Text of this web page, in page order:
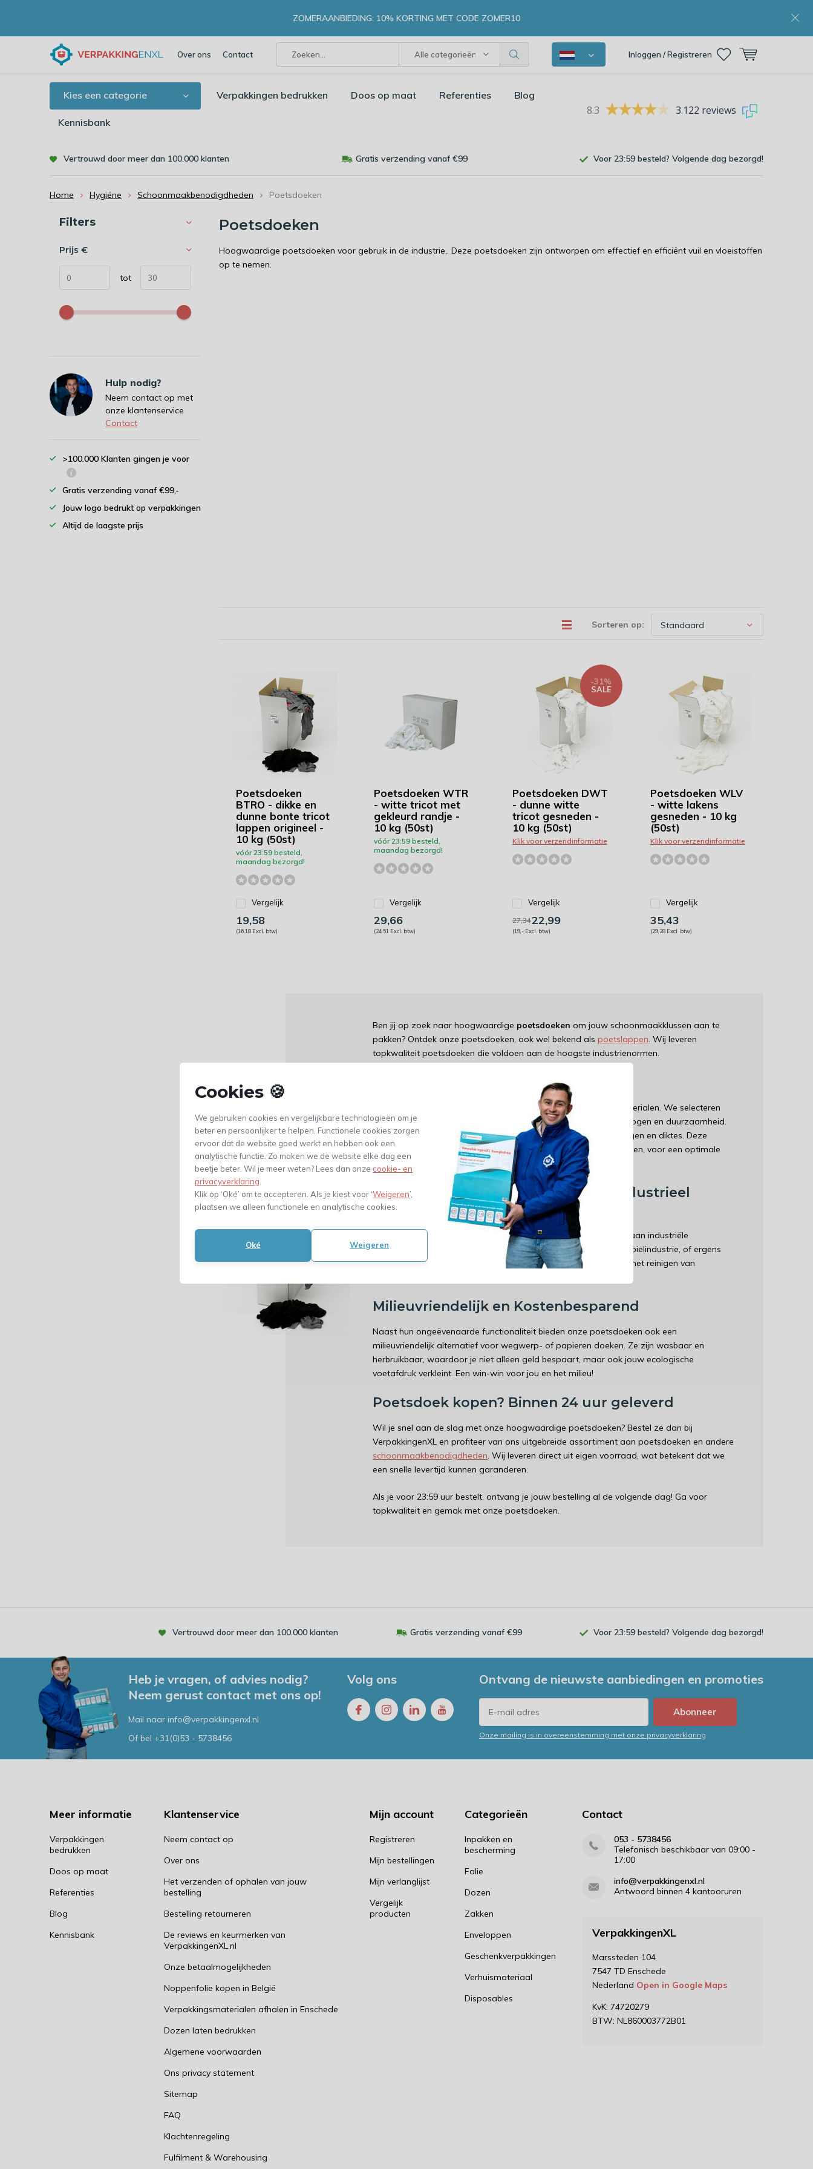
Cookies 🍪
We gebruiken cookies en vergelijkbare technologieën om je
beter en persoonlijker te helpen. Functionele cookies zorgen
ervoor dat de website goed werkt en hebben ook een
analytische functie. Zo maken we de website elke dag een
beetje beter. Wil je meer weten? Lees dan onze cookie- en
privacyverklaring
Klik op ‘Oké’ om te accepteren. Als je kiest voor ‘Weigeren’,
plaatsen we alleen functionele en analytische cookies.
Oké Weigeren
Over ons Contact Alle categorieën Inloggen / Registreren
ZOMERAANBIEDING: 10% KORTING MET CODE ZOMER10
Kies een categorie Verpakkingen bedrukken Doos op maat Referenties Blog
Kennisbank
8.3 3.122 reviews
Vertrouwd door meer dan 100.000 klanten Gratis verzending vanaf €99 Voor 23:59 besteld? Volgende dag bezorgd!
Home Hygiëne Schoonmaakbenodigdheden Poetsdoeken
Poetsdoeken
Hoogwaardige poetsdoeken voor gebruik in de industrie,. Deze poetsdoeken zijn ontworpen om effectief en efficiënt vuil en vloeistoffen
op te nemen.
Sorteren op:
Poetsdoeken
BTRO - dikke en
dunne bonte tricot
lappen origineel -
10 kg (50st)
vóór 23:59 besteld,
maandag bezorgd!
Vergelijk
19,58
(16,18 Excl. btw)
Poetsdoeken WTR
- witte tricot met
gekleurd randje -
10 kg (50st)
vóór 23:59 besteld,
maandag bezorgd!
Vergelijk
29,66
(24,51 Excl. btw)
Poetsdoeken DWT
- dunne witte
tricot gesneden -
10 kg (50st)
-31%
SALE
Klik voor verzendinformatie
Vergelijk
27,3422,99
(19,- Excl. btw)
Poetsdoeken WLV
- witte lakens
gesneden - 10 kg
(50st)
Klik voor verzendinformatie
Vergelijk
35,43
(29,28 Excl. btw)
Ben jij op zoek naar hoogwaardige poetsdoeken om jouw schoonmaakklussen aan te
pakken? Ontdek onze poetsdoeken, ook wel bekend als poetslappen. Wij leveren
topkwaliteit poetsdoeken die voldoen aan de hoogste industrienormen.
Kwaliteit en Duurzaamheid
Onze poetsdoeken worden met zorg gemaakt van de beste materialen. We selecteren
lakens en tricot op basis van hun indrukwekkende absorptievermogen en duurzaamheid.
Vervolgens verwerken we ze tot poetsdoeken in diverse afmetingen en diktes. Deze
doeken vormen de perfecte match met jouw schoonmaakmiddelen, voor een optimale
reinigingservaring.
Poetsdoeken Auto En Voor Ander Industrieel
Gebruik
Onze poetsdoeken zijn uitermate geschikt voor een breed scala aan industriële
toepassingen. Of je nu actief bent in de productie, bouw, automobielindustrie, of ergens
anders werkt, onze poetsdoeken zijn jouw ideale metgezel voor het reinigen van
Milieuvriendelijk en Kostenbesparend
Naast hun ongeëvenaarde functionaliteit bieden onze poetsdoeken ook een
milieuvriendelijk alternatief voor wegwerp- of papieren doeken. Ze zijn wasbaar en
herbruikbaar, waardoor je niet alleen geld bespaart, maar ook jouw ecologische
voetafdruk verkleint. Een win-win voor jou en het milieu!
Poetsdoek kopen? Binnen 24 uur geleverd
Wil je snel aan de slag met onze hoogwaardige poetsdoeken? Bestel ze dan bij
VerpakkingenXL en profiteer van ons uitgebreide assortiment aan poetsdoeken en andere
schoonmaakbenodigdheden. Wij leveren direct uit eigen voorraad, wat betekent dat we
een snelle levertijd kunnen garanderen.
Als je voor 23:59 uur bestelt, ontvang je jouw bestelling al de volgende dag! Ga voor
topkwaliteit en gemak met onze poetsdoeken.
Sorteren op:
Filters
Prijs €
tot
Hulp nodig?
Neem contact op met
onze klantenservice
Contact
>100.000 Klanten gingen je voor
Gratis verzending vanaf €99,-
Jouw logo bedrukt op verpakkingen
Altijd de laagste prijs
Vertrouwd door meer dan 100.000 klanten Gratis verzending vanaf €99 Voor 23:59 besteld? Volgende dag bezorgd!
Heb je vragen, of advies nodig?
Neem gerust contact met ons op!
Mail naar info@verpakkingenxl.nl
Of bel +31(0)53 - 5738456
Volg ons Ontvang de nieuwste aanbiedingen en promoties
Abonneer
Onze mailing is in overeenstemming met onze privacyverklaring
Meer informatie
Verpakkingen
bedrukken
Doos op maat
Referenties
Blog
Kennisbank
Klantenservice
Neem contact op
Over ons
Het verzenden of ophalen van jouw
bestelling
Bestelling retourneren
De reviews en keurmerken van
VerpakkingenXL.nl
Onze betaalmogelijkheden
Noppenfolie kopen in België
Verpakkingsmaterialen afhalen in Enschede
Dozen laten bedrukken
Algemene voorwaarden
Ons privacy statement
Sitemap
FAQ
Klachtenregeling
Fulfilment & Warehousing
Mijn account
Registreren
Mijn bestellingen
Mijn verlanglijst
Vergelijk
producten
Categorieën
Inpakken en
bescherming
Folie
Dozen
Zakken
Enveloppen
Geschenkverpakkingen
Verhuismateriaal
Disposables
Contact
053 - 5738456
Telefonisch beschikbaar van 09:00 -
17:00
info@verpakkingenxl.nl
Antwoord binnen 4 kantooruren
VerpakkingenXL
Marssteden 104
7547 TD Enschede
Nederland Open in Google Maps
KvK: 74720279
BTW: NL860003772B01